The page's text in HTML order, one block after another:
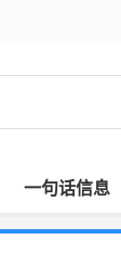
一句话信息